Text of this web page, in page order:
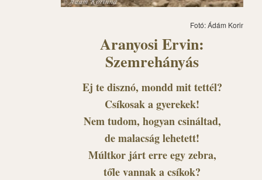
Fotó: Ádám Korinna
Aranyosi Ervin:
Szemrehányás
Ej te disznó, mondd mit tettél?
Csíkosak a gyerekek!
Nem tudom, hogyan csináltad,
de malacság lehetett!
Múltkor járt erre egy zebra,
tőle vannak a csíkok?